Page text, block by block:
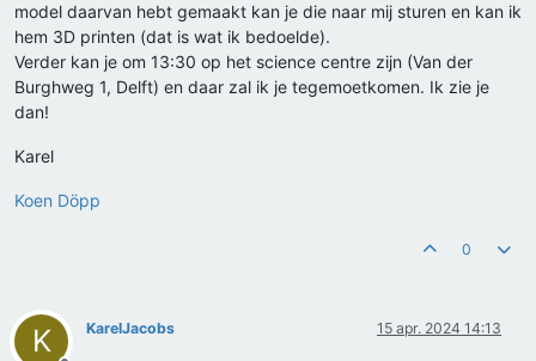
model daarvan hebt gemaakt kan je die naar mij sturen en kan ik
hem 3D printen (dat is wat ik bedoelde).
Verder kan je om 13:30 op het science centre zijn (Van der
Burghweg 1, Delft) en daar zal ik je tegemoetkomen. Ik zie je
dan!
Karel
Koen Döpp
0
K KarelJacobs 15 apr. 2024 14:13